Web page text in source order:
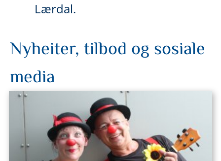
Lærdal.
Nyheiter, tilbod og sosiale
media